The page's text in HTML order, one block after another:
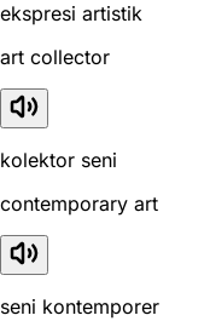
ekspresi artistik
art collector
kolektor seni
contemporary art
seni kontemporer